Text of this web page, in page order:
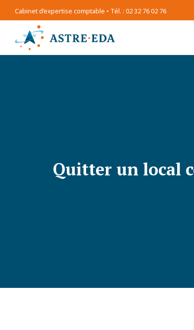
Cabinet d’expertise comptable • Tél. : 02 32 76 02 76
Quitter un local